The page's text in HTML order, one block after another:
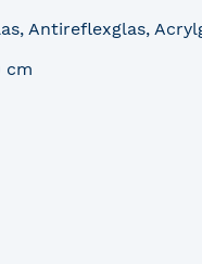
Antireflexglas,
cm